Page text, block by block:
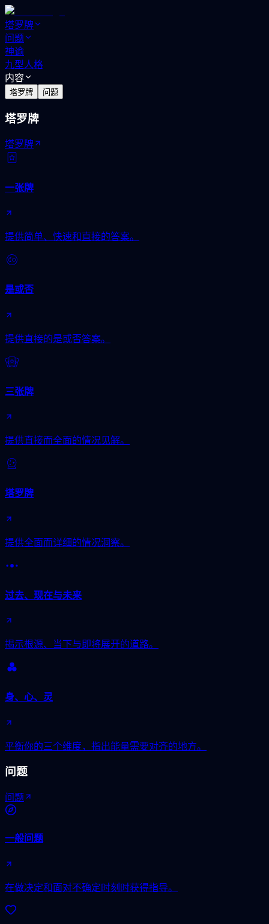
塔罗牌
问题
神谕
九型人格
内容
塔罗牌 问题
塔罗牌
塔罗牌
一张牌
提供简单、快速和直接的答案。
是或否
提供直接的是或否答案。
三张牌
提供直接而全面的情况见解。
塔罗牌
提供全面而详细的情况洞察。
过去、现在与未来
揭示根源、当下与即将展开的道路。
身、心、灵
平衡你的三个维度，指出能量需要对齐的地方。
问题
问题
一般问题
在做决定和面对不确定时刻时获得指导。